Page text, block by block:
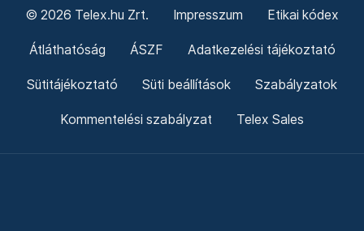
© 2026 Telex.hu Zrt. Impresszum Etikai kódex
Átláthatóság ÁSZF Adatkezelési tájékoztató
Sütitájékoztató Süti beállítások Szabályzatok
Kommentelési szabályzat Telex Sales